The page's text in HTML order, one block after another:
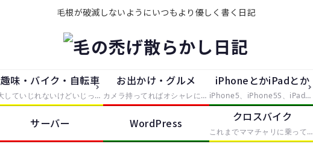
毛根が破滅しないようにいつもより優しく書く日記
趣味・バイク・自転車
大していじれないけどいじったつもりで中途半端に手を出したもの。主にタイヤが付いているものを便利にしたり修理したらレポートとして残していきます。
お出かけ・グルメ
カメラ持ってればオシャレになれるという動機で買ったEosKissDigitalを中心に、大した知識の無い中むやみやたらとシャッタースイッチを押していく記事。無駄に持っているPhotoShopCS2やIllustratorCS2、AfterEffectsなどの画像や動画の処理ソフトも少しずつ使って、体験記をレポートします。
iPhoneとかiPadとか
iPhone5、iPhone5S、iPad2を使っていく中で発見したことや便利なものを紹介
サーバー WordPress クロスバイク
これまでママチャリに乗っていたが、偶然近くのスポーツバイクを取り扱う中古店で見つけたESCAPE R3を衝動買いしたことから、初心者自転車乗りになりました。クロスバイクの調整や整備を記録していくカテゴリー